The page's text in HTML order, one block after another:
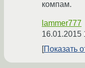
компам.
lammer777
16.01.2015
Показать